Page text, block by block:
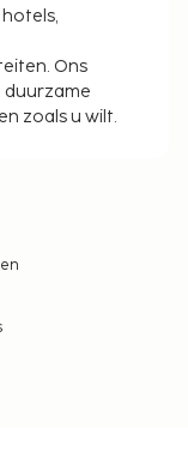
Ons
zoals u wilt.